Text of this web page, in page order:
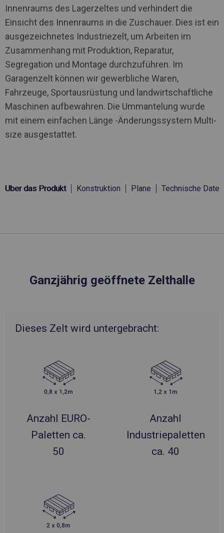
Innenraums des Lagerzeltes und verhindert die
Einsicht des Innenraums in die Zuschauer. Dies ist ein
ausgezeichnetes Industriezelt, um Arbeiten im
Zusammenhang mit Produktion, Reparatur,
Segregation und Montage durchzuführen. Im
Garagenzelt können wir gewerbliche Waren,
Fahrzeuge, Sportausrüstung und landwirtschaftliche
Maschinen aufbewahren. Die Ummantelung wurde
mit einem einfachen Länge -Änderungssystem Multi-
size ausgestattet.
Über das Produkt Konstruktion Plane Technische Daten
Ganzjährig geöffnete Zelthalle
Dieses Zelt wird untergebracht:
Anzahl EURO-
Paletten ca.
50
Anzahl
Industriepaletten
ca. 40